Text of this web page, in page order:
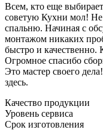
Всем, кто еще
советую Кухни мол! Не
спальню. Начиная с
монтажом никаких
быстро и
Огромное спасибо
Это мастер своего
здесь.
Качество продукции
Уровень сервиса
Срок изготовления